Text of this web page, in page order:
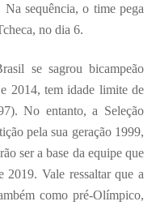
sequência, o time pega
no dia 6.
se sagrou bicampeão
2014, tem idade limite de
No entanto, a Seleção
pela sua geração 1999,
ser a base da equipe que
2019. Vale ressaltar que a
como pré-Olímpico,